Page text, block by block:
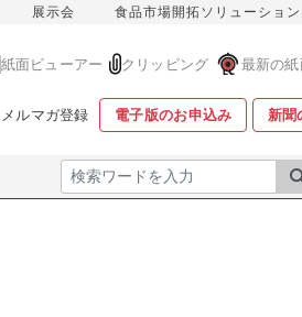
展示会 食品市場開拓ソリューション
紙面ビューアー クリッピング 最新の
メルマガ登録 電子版のお申込み 新聞